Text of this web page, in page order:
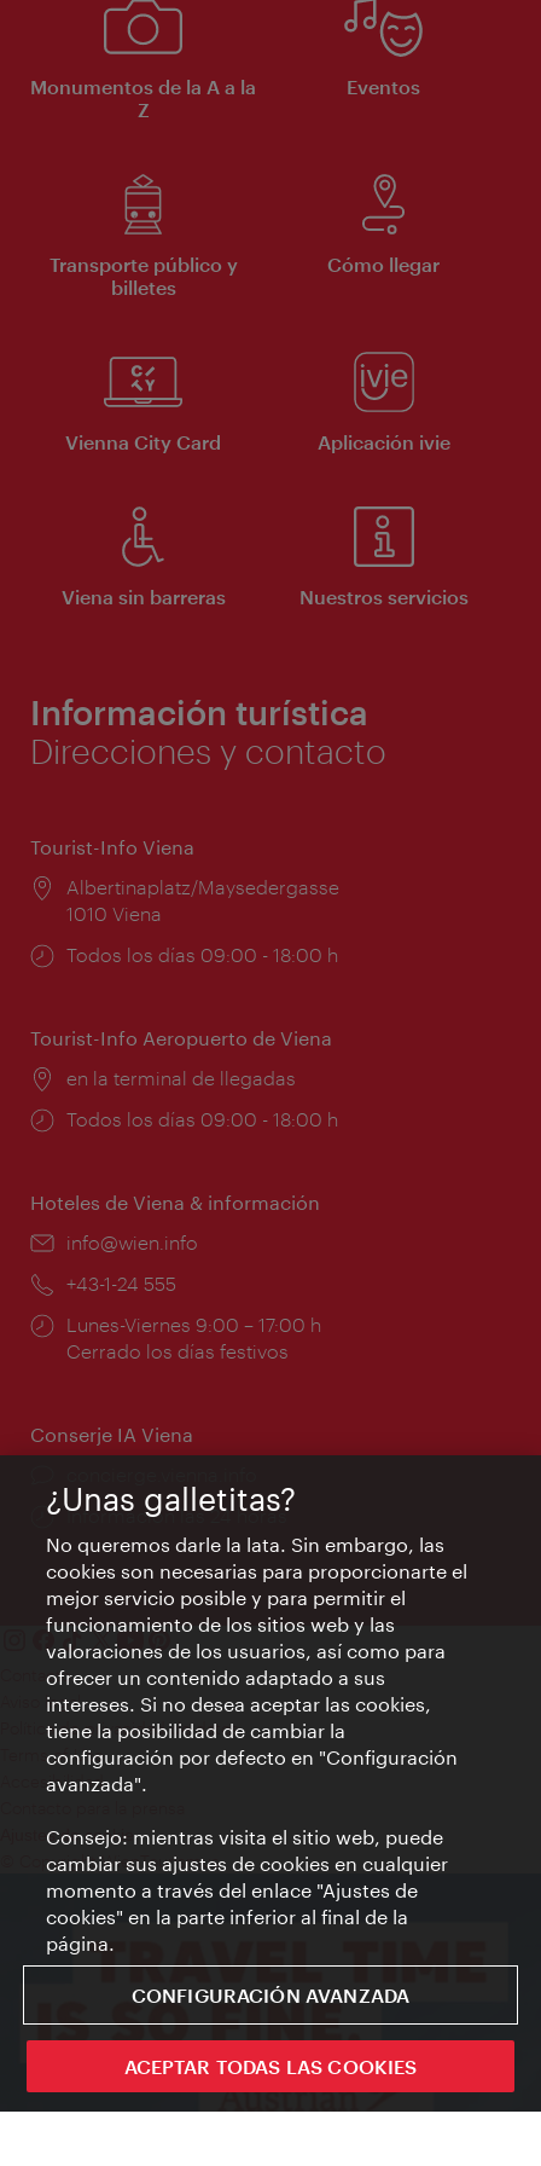
Monumentos de la A a la
Z
Eventos
Transporte público y
billetes
Cómo llegar
Vienna City Card Aplicación ivie
Viena sin barreras Nuestros servicios
Información turística
Direcciones y contacto
Tourist-Info Viena
Lugar:
Albertinaplatz/Maysedergasse
1010 Viena
Horarios
Todos los días 09:00 - 18:00 h
Tourist-Info Aeropuerto de Viena
Lugar:
en la terminal de llegadas
Horarios
Todos los días 09:00 - 18:00 h
Hoteles de Viena & información
e-
info@wien.info
Teléfono:
+43-1-24 555
Horarios
de
Lunes-Viernes 9:00 – 17:00 h
Cerrado los días festivos
Conserje IA Viena
Información las 24 horas
Contacto
Aviso legal
Política de privacidad de datos
Terms of Use
Accesibilidad
Ajustes de cookie
© Copyright WienTourismus
¿Unas galletitas?
No queremos darle la lata. Sin embargo, las
cookies son necesarias para proporcionarte el
mejor servicio posible y para permitir el
funcionamiento de los sitios web y las
valoraciones de los usuarios, así como para
ofrecer un contenido adaptado a sus
intereses. Si no desea aceptar las cookies,
tiene la posibilidad de cambiar la
configuración por defecto en "Configuración
avanzada".
Consejo: mientras visita el sitio web, puede
cambiar sus ajustes de cookies en cualquier
momento a través del enlace "Ajustes de
cookies" en la parte inferior al final de la
página.
CONFIGURACIÓN AVANZADA
ACEPTAR TODAS LAS COOKIES